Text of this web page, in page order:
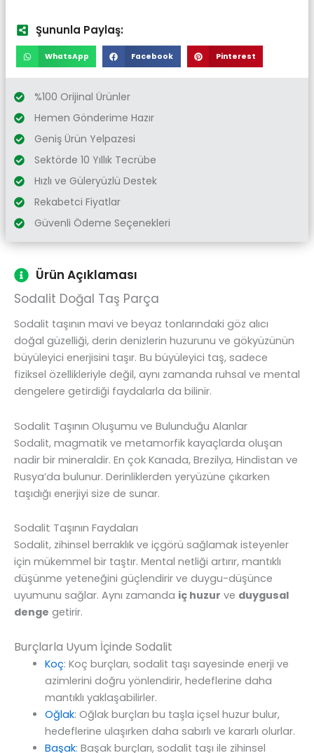
Şununla Paylaş:
WhatsApp Facebook Pinterest
%100 Orijinal Ürünler
Hemen Gönderime Hazır
Geniş Ürün Yelpazesi
Sektörde 10 Yıllık Tecrübe
Hızlı ve Güleryüzlü Destek
Rekabetci Fiyatlar
Güvenli Ödeme Seçenekleri
Ürün Açıklaması
Sodalit Doğal Taş Parça
Sodalit taşının mavi ve beyaz tonlarındaki göz alıcı
doğal güzelliği, derin denizlerin huzurunu ve gökyüzünün
büyüleyici enerjisini taşır. Bu büyüleyici taş, sadece
fiziksel özellikleriyle değil, aynı zamanda ruhsal ve mental
dengelere getirdiği faydalarla da bilinir.
Sodalit Taşının Oluşumu ve Bulunduğu Alanlar
Sodalit, magmatik ve metamorfik kayaçlarda oluşan
nadir bir mineraldir. En çok Kanada, Brezilya, Hindistan ve
Rusya’da bulunur. Derinliklerden yeryüzüne çıkarken
taşıdığı enerjiyi size de sunar.
Sodalit Taşının Faydaları
Sodalit, zihinsel berraklık ve içgörü sağlamak isteyenler
için mükemmel bir taştır. Mental netliği artırır, mantıklı
düşünme yeteneğini güçlendirir ve duygu-düşünce
uyumunu sağlar. Aynı zamanda iç huzur ve duygusal
denge getirir.
Burçlarla Uyum İçinde Sodalit
Koç: Koç burçları, sodalit taşı sayesinde enerji ve
azimlerini doğru yönlendirir, hedeflerine daha
mantıklı yaklaşabilirler.
Oğlak: Oğlak burçları bu taşla içsel huzur bulur,
hedeflerine ulaşırken daha sabırlı ve kararlı olurlar.
Başak: Başak burçları, sodalit taşı ile zihinsel